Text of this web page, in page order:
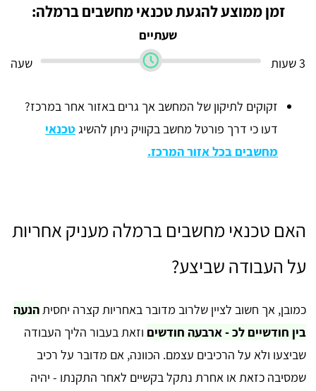
זמן ממוצע להגעת טכנאי מחשבים ברמלה:
שעתיים
3 שעות
שעה
זקוקים לתיקון של המחשב אך גרים באזור אחר במרכז?
דעו כי דרך פורטל מחשב בקוויק ניתן להשיגטכנאי
מחשבים בכל אזור המרכז.
האם טכנאי מחשבים ברמלה מעניק אחריות
על העבודה שביצע?
כמובן, אך חשוב לציין שלרוב מדובר באחריות קצרה יחסיתהנעה
בין חודשיים לכ - ארבעה חודשים וזאת בעבור הליך העבודה
שביצעו ולא על הרכיבים עצמם. הכוונה, אם מדובר על רכיב
שמסיבה כזאת או אחרת נתקל בקשיים לאחר התקנתו - יהיה